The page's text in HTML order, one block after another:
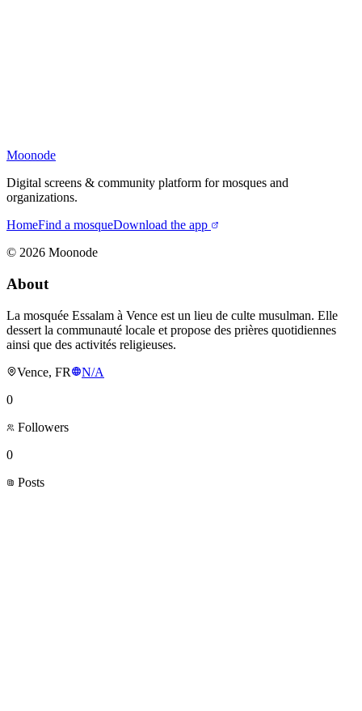
Moonode
Digital screens & community platform for mosques and
organizations.
HomeFind a mosqueDownload the app
© 2026 Moonode
About
La mosquée Essalam à Vence est un lieu de culte musulman. Elle
dessert la communauté locale et propose des prières quotidiennes
ainsi que des activités religieuses.
Vence, FR
N/A
0
Followers
0
Posts